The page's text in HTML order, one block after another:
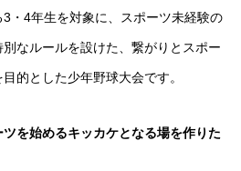
・4年生を対象に、スポーツ未経験の
なルールを設けた、繋がりとスポー
的とした少年野球大会です。
ツを始めるキッカケとなる場を作りた